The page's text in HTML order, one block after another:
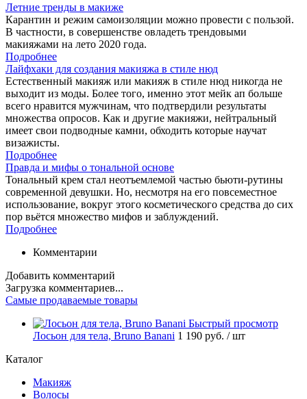
Летние тренды в макиже
Карантин и режим самоизоляции можно провести с пользой.
В частности, в совершенстве овладеть трендовыми
макияжами на лето 2020 года.
Подробнее
Лайфхаки для создания макияжа в стиле нюд
Естественный макияж или макияж в стиле нюд никогда не
выходит из моды. Более того, именно этот мейк ап больше
всего нравится мужчинам, что подтвердили результаты
множества опросов. Как и другие макияжи, нейтральный
имеет свои подводные камни, обходить которые научат
визажисты.
Подробнее
Правда и мифы о тональной основе
Тональный крем стал неотъемлемой частью бьюти-рутины
современной девушки. Но, несмотря на его повсеместное
использование, вокруг этого косметического средства до сих
пор вьётся множество мифов и заблуждений.
Подробнее
Комментарии
Добавить комментарий
Загрузка комментариев...
Самые продаваемые товары
Быстрый просмотр
Лосьон для тела, Bruno Banani 1 190 руб. / шт
Каталог
Макияж
Волосы